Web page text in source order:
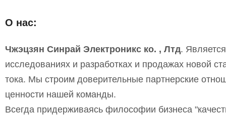
О нас:
Чжэцзян Синрай Электроникс ко. , Лтд.
исследованиях и разработках и продажах новой
тока. Мы строим доверительные партнерские
ценности нашей команды.
Всегда придерживаясь философии бизнеса